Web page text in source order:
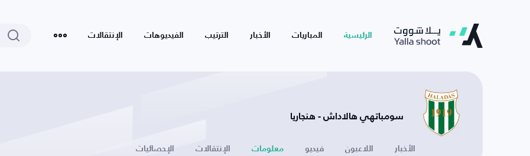
الرئيسية المباريات الأخبار الترتيب الفيديوهات الإنتقالات
سومباتهي هالاداش - هنجاريا
الأخبار اللاعبون فيديو معلومات الإنتقالات الإحصائيات